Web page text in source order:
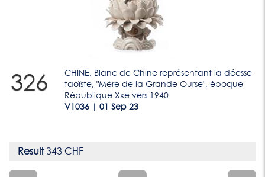
326
CHINE, Blanc de Chine représentant la déesse
taoïste, "Mère de la Grande Ourse", époque
République Xxe vers 1940
V1036 | 01 Sep 23
Result343 CHF